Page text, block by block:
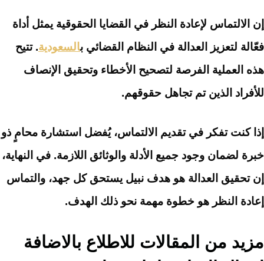
إن الالتماس لإعادة النظر في القضايا الحقوقية يمثل أداة
فعّالة لتعزيز العدالة في النظام القضائي بالسعودية. تتيح
هذه العملية الفرصة لتصحيح الأخطاء وتحقيق الإنصاف
للأفراد الذين تم تجاهل حقوقهم.
إذا كنت تفكر في تقديم الالتماس، يُفضل استشارة محامٍ ذو
خبرة لضمان وجود جميع الأدلة والوثائق اللازمة. في النهاية،
إن تحقيق العدالة هو هدف نبيل يستحق كل جهد، والتماس
إعادة النظر هو خطوة مهمة نحو ذلك الهدف.
مزيد من المقالات للاطلاع بالاضافة